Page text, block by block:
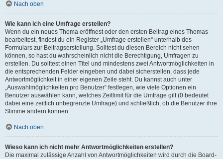
Nach oben
Wie kann ich eine Umfrage erstellen?
Wenn du ein neues Thema eröffnest oder den ersten Beitrag eines Themas
bearbeitest, findest du ein Register „Umfrage erstellen“ unterhalb des
Formulars zur Beitragserstellung. Solltest du diesen Bereich nicht sehen
können, so hast du wahrscheinlich nicht die Berechtigung, Umfragen zu
erstellen. Du solltest einen Titel und mindestens zwei Antwortmöglichkeiten in
die entsprechenden Felder eingeben und dabei sicherstellen, dass jede
Antwortmöglichkeit in einer eigenen Zeile steht. Du kannst auch unter
„Auswahlmöglichkeiten pro Benutzer“ festlegen, wie viele Optionen ein
Benutzer auswählen kann, welches Zeitlimit für die Umfrage gilt (0 bedeutet
dabei eine zeitlich unbegrenzte Umfrage) und schließlich, ob die Benutzer ihre
Stimme ändern können.
Nach oben
Wieso kann ich nicht mehr Antwortmöglichkeiten erstellen?
Die maximal zulässige Anzahl von Antwortmöglichkeiten wird durch die Board-